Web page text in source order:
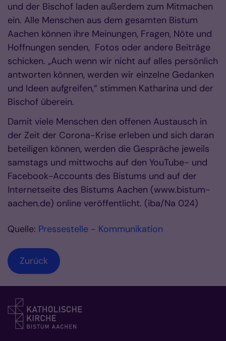
und der Bischof laden außerdem zum Mitmachen
ein. Alle Menschen aus dem gesamten Bistum
Aachen können ihre Meinungen, Fragen, Nöte und
Hoffnungen senden, Fotos oder andere Beiträge
schicken. „Auch wenn wir nicht auf alles persönlich
antworten können, werden wir einzelne Gedanken
und Ideen aufgreifen,“ stimmen Katharina und der
Bischof überein.
Damit viele Menschen den offenen Austausch in
der Zeit der Corona-Krise erleben und sich daran
beteiligen können, werden die Gespräche jeweils
samstags und mittwochs auf den YouTube- und
Facebook-Accounts des Bistums und auf der
Internetseite des Bistums Aachen (www.bistum-
aachen.de) online veröffentlicht. (iba/Na 024)
Quelle: Pressestelle - Kommunikation
Zurück